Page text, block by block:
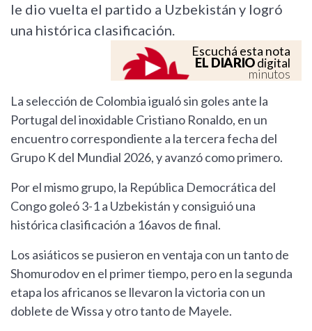
le dio vuelta el partido a Uzbekistán y logró
una histórica clasificación.
Escuchá esta nota
EL DIARIOdigital
minutos
La selección de Colombia igualó sin goles ante la
Portugal del inoxidable Cristiano Ronaldo, en un
encuentro correspondiente a la tercera fecha del
Grupo K del Mundial 2026, y avanzó como primero.
Por el mismo grupo, la República Democrática del
Congo goleó 3-1 a Uzbekistán y consiguió una
histórica clasificación a 16avos de final.
Los asiáticos se pusieron en ventaja con un tanto de
Shomurodov en el primer tiempo, pero en la segunda
etapa los africanos se llevaron la victoria con un
doblete de Wissa y otro tanto de Mayele.